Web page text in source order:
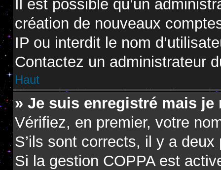
Il est possible qu’un
création de nouveaux
IP ou interdit le nom
Contactez un administrateur
Haut
» Je suis enregistré mais
Vérifiez, en premier, votre
S’ils sont corrects, il y a
Si la gestion COPPA est